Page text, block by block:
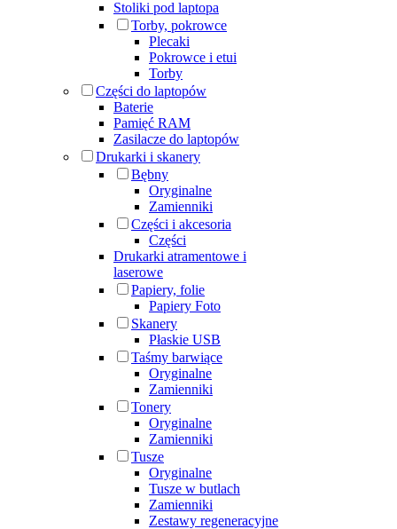
Stoliki pod laptopa
Torby, pokrowce
Plecaki
Pokrowce i etui
Torby
Części do laptopów
Baterie
Pamięć RAM
Zasilacze do laptopów
Drukarki i skanery
Bębny
Oryginalne
Zamienniki
Części i akcesoria
Części
Drukarki atramentowe i
laserowe
Papiery, folie
Papiery Foto
Skanery
Płaskie USB
Taśmy barwiące
Oryginalne
Zamienniki
Tonery
Oryginalne
Zamienniki
Tusze
Oryginalne
Tusze w butlach
Zamienniki
Zestawy regeneracyjne